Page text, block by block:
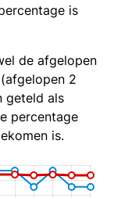
is
de afgelopen
2
geteld als
percentage
is.